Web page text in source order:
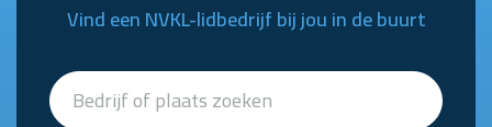
Vind een NVKL-lidbedrijf bij jou in de buurt